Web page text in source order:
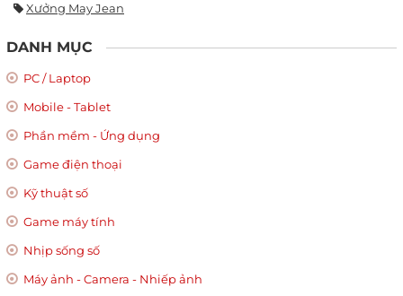
Xưởng May Jean
DANH MỤC
PC / Laptop
Mobile - Tablet
Phần mềm - Ứng dụng
Game điện thoại
Kỹ thuật số
Game máy tính
Nhịp sống số
Máy ảnh - Camera - Nhiếp ảnh